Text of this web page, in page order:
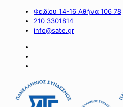
Φειδίου 14-16 Αθήνα 106 78
210 3301814
info@sate.gr